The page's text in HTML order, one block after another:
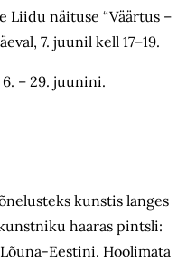
Liidu näituse “Väärtus –
7. juunil kell 17–19.
– 29. juunini.
kunstis langes
haaras pintsli:
Eestini. Hoolimata